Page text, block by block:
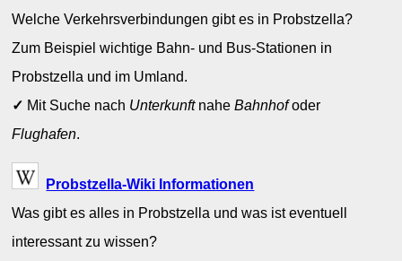
Welche Verkehrsverbindungen gibt es in Probstzella?
Zum Beispiel wichtige Bahn- und Bus-Stationen in
Probstzella und im Umland.
✓ Mit Suche nach UnterkunftnaheBahnhofoder
Flughafen.
Probstzella-Wiki Informationen
Was gibt es alles in Probstzella und was ist eventuell
interessant zu wissen?